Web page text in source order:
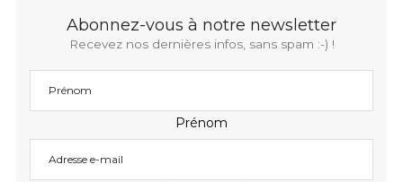
Abonnez-vous à notre newsletter
Recevez nos dernières infos, sans spam :-) !
Prénom